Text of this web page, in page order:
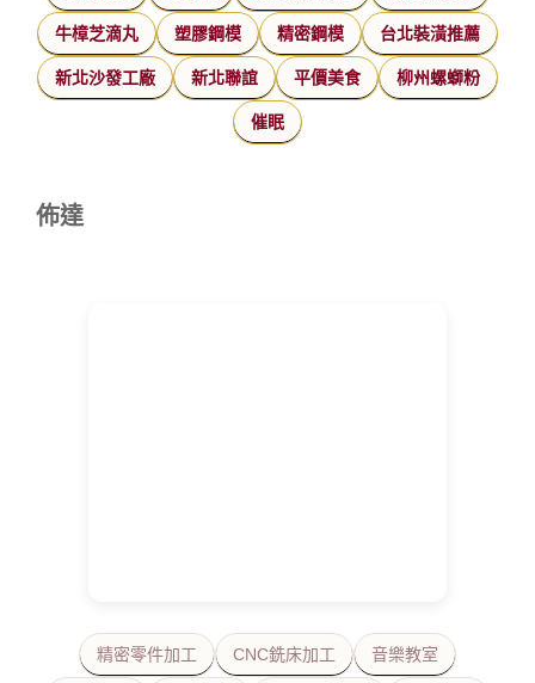
牛樟芝滴丸 塑膠鋼模 精密鋼模 台北裝潢推薦
新北沙發工廠 新北聯誼 平價美食 柳州螺螄粉
催眠
佈達
精密零件加工 CNC銑床加工 音樂教室